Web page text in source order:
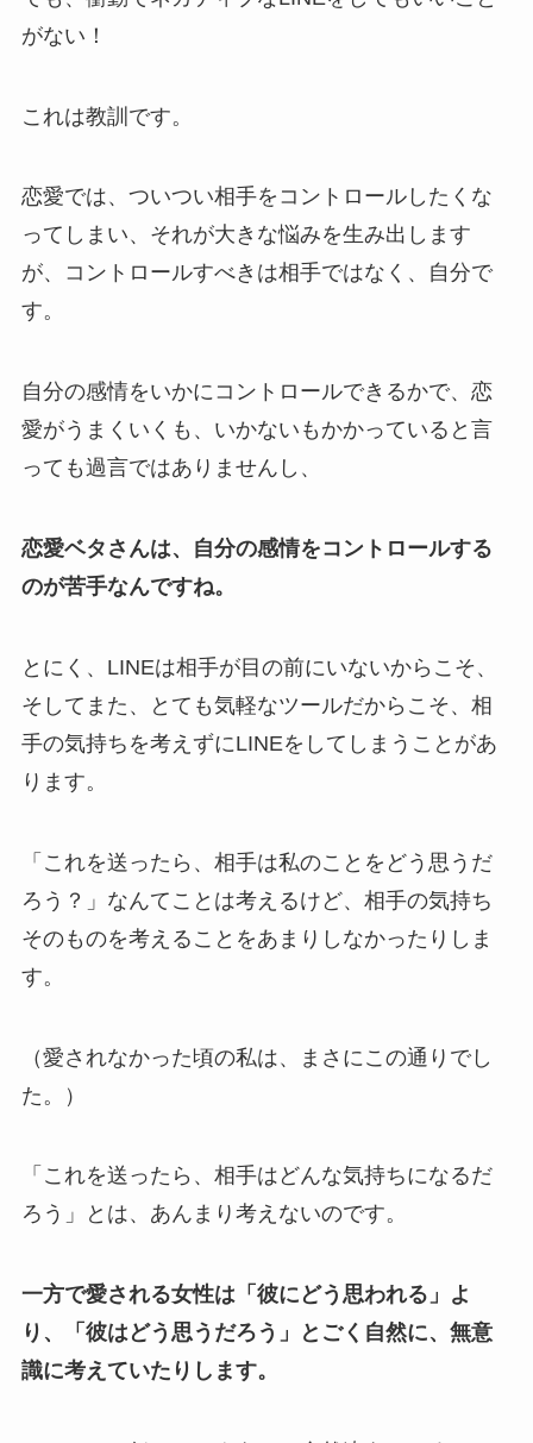
がない！
これは教訓です。
恋愛では、ついつい相手をコントロールしたくな
ってしまい、それが大きな悩みを生み出します
が、コントロールすべきは相手ではなく、自分で
す。
自分の感情をいかにコントロールできるかで、恋
愛がうまくいくも、いかないもかかっていると言
っても過言ではありませんし、
恋愛ベタさんは、自分の感情をコントロールする
のが苦手なんですね。
とにく、LINEは相手が目の前にいないからこそ、
そしてまた、とても気軽なツールだからこそ、相
手の気持ちを考えずにLINEをしてしまうことがあ
ります。
「これを送ったら、相手は私のことをどう思うだ
ろう？」なんてことは考えるけど、相手の気持ち
そのものを考えることをあまりしなかったりしま
す。
（愛されなかった頃の私は、まさにこの通りでし
た。）
「これを送ったら、相手はどんな気持ちになるだ
ろう」とは、あんまり考えないのです。
一方で愛される女性は「彼にどう思われる」よ
り、「彼はどう思うだろう」とごく自然に、無意
識に考えていたりします。